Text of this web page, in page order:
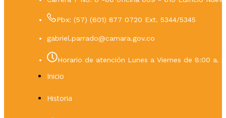
Pbx: (57) (601) 877 0720 Ext. 5344/5345
gabriel.parrado@camara.gov.co
Horario de atención Lunes a Viernes de 8:00 a.
Inicio
Historia